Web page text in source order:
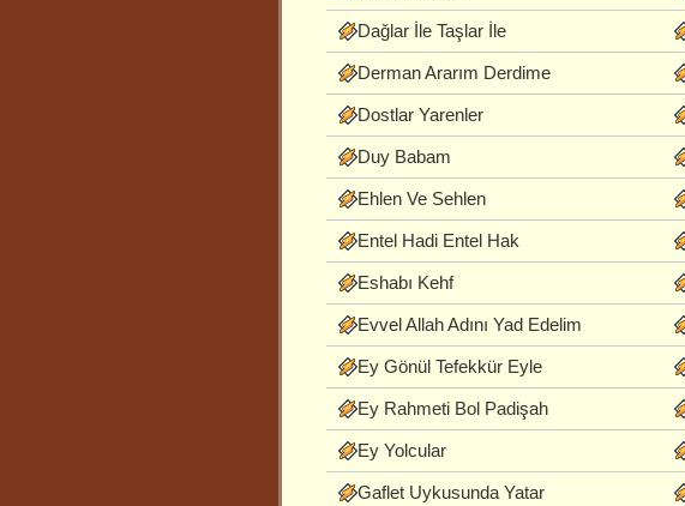
Dağlar İle Taşlar İle
Derman Ararım Derdime
Dostlar Yarenler
Duy Babam
Ehlen Ve Sehlen
Entel Hadi Entel Hak
Eshabı Kehf
Evvel Allah Adını Yad Edelim
Ey Gönül Tefekkür Eyle
Ey Rahmeti Bol Padişah
Ey Yolcular
Gaflet Uykusunda Yatar